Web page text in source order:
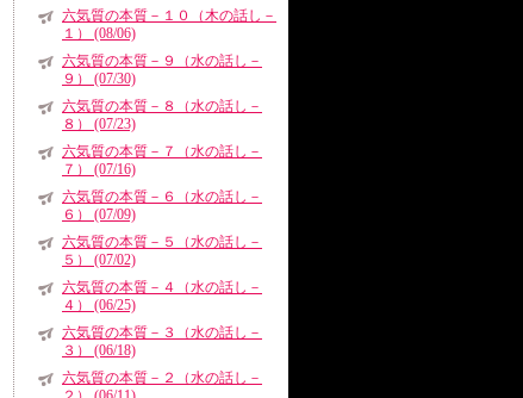
六気質の本質－１０（木の話し－
１） (08/06)
六気質の本質－９（水の話し－
９） (07/30)
六気質の本質－８（水の話し－
８） (07/23)
六気質の本質－７（水の話し－
７） (07/16)
六気質の本質－６（水の話し－
６） (07/09)
六気質の本質－５（水の話し－
５） (07/02)
六気質の本質－４（水の話し－
４） (06/25)
六気質の本質－３（水の話し－
３） (06/18)
六気質の本質－２（水の話し－